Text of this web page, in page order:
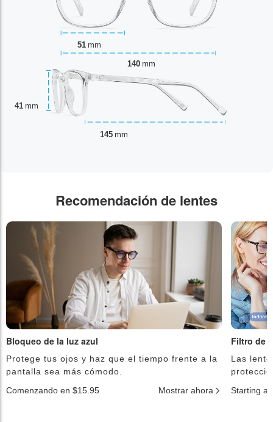
51 mm
41 mm
140 mm
145 mm
Recomendación de lentes
Bloqueo de la luz azul
Protege tus ojos y haz que el tiempo frente a la
pantalla sea más cómodo.
Comenzando en $15.95
Mostrar ahora
Filtro de
Las
Starting at